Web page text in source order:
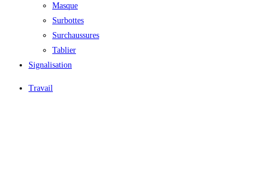
Masque
Surbottes
Surchaussures
Tablier
Signalisation
Travail